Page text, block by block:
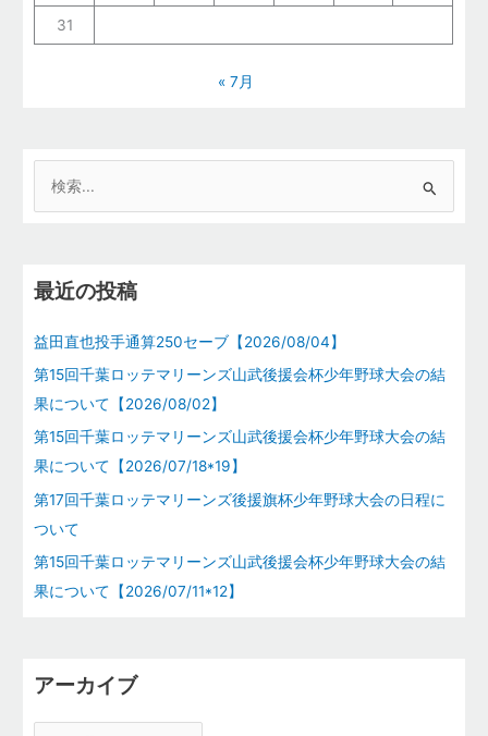
31
« 7月
象
最近の投稿
益田直也投手通算250セーブ【2026/08/04】
第15回千葉ロッテマリーンズ山武後援会杯少年野球大会の結
果について【2026/08/02】
第15回千葉ロッテマリーンズ山武後援会杯少年野球大会の結
果について【2026/07/18*19】
第17回千葉ロッテマリーンズ後援旗杯少年野球大会の日程に
ついて
第15回千葉ロッテマリーンズ山武後援会杯少年野球大会の結
果について【2026/07/11*12】
アーカイブ